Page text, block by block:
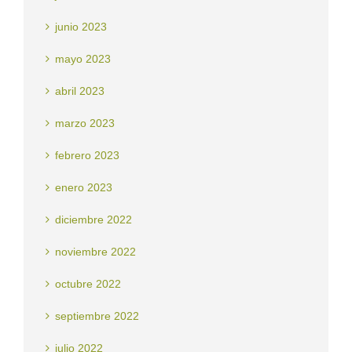
junio 2023
mayo 2023
abril 2023
marzo 2023
febrero 2023
enero 2023
diciembre 2022
noviembre 2022
octubre 2022
septiembre 2022
julio 2022